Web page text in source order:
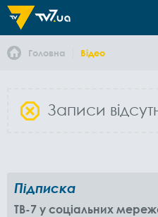
Головна Відео
Записи
Підписка
TB-7 у соціальних